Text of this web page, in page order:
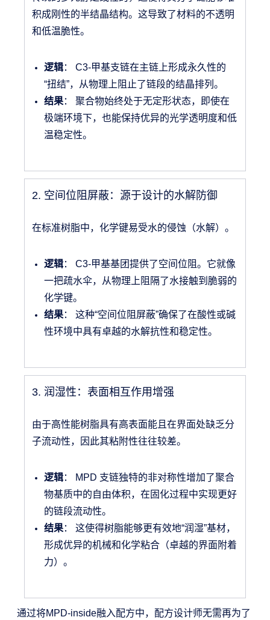
积成刚性的半结晶结构。这导致了材料的不透明
和低温脆性。
逻辑： C3-甲基支链在主链上形成永久性的
“扭结”，从物理上阻止了链段的结晶排列。
结果： 聚合物始终处于无定形状态，即使在
极端环境下，也能保持优异的光学透明度和低
温稳定性。
2. 空间位阻屏蔽：源于设计的水解防御
在标准树脂中，化学键易受水的侵蚀（水解）。
逻辑： C3-甲基基团提供了空间位阻。它就像
一把疏水伞，从物理上阻隔了水接触到脆弱的
化学键。
结果： 这种“空间位阻屏蔽”确保了在酸性或碱
性环境中具有卓越的水解抗性和稳定性。
3. 润湿性：表面相互作用增强
由于高性能树脂具有高表面能且在界面处缺乏分
子流动性，因此其粘附性往往较差。
逻辑： MPD 支链独特的非对称性增加了聚合
物基质中的自由体积，在固化过程中实现更好
的链段流动性。
结果： 这使得树脂能够更有效地“润湿”基材，
形成优异的机械和化学粘合（卓越的界面附着
力）。
通过将MPD-inside融入配方中，配方设计师无需再为了